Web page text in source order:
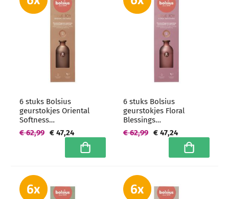
6 stuks Bolsius
geurstokjes Oriental
Softness
geurverspreiders 80 ml -
grootverpakking
€ 47,24
€ 62,99
In winkelwagen
6 stuks Bolsius
geurstokjes Floral
Blessings
geurverspreiders 80 ml -
grootverpakking
€ 47,24
€ 62,99
In